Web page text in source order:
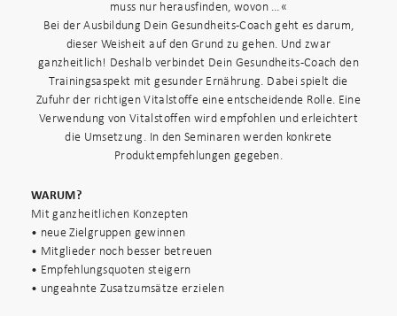
muss nur herausfinden, wovon …«
Bei der Ausbildung Dein Gesundheits-Coach geht es darum,
dieser Weisheit auf den Grund zu gehen. Und zwar
ganzheitlich! Deshalb verbindet Dein Gesundheits-Coach den
Trainingsaspekt mit gesunder Ernährung. Dabei spielt die
Zufuhr der richtigen Vitalstoffe eine entscheidende Rolle. Eine
Verwendung von Vitalstoffen wird empfohlen und erleichtert
die Umsetzung. In den Seminaren werden konkrete
Produktempfehlungen gegeben.
WARUM?
Mit ganzheitlichen Konzepten
• neue Zielgruppen gewinnen
• Mitglieder noch besser betreuen
• Empfehlungsquoten steigern
• ungeahnte Zusatzumsätze erzielen